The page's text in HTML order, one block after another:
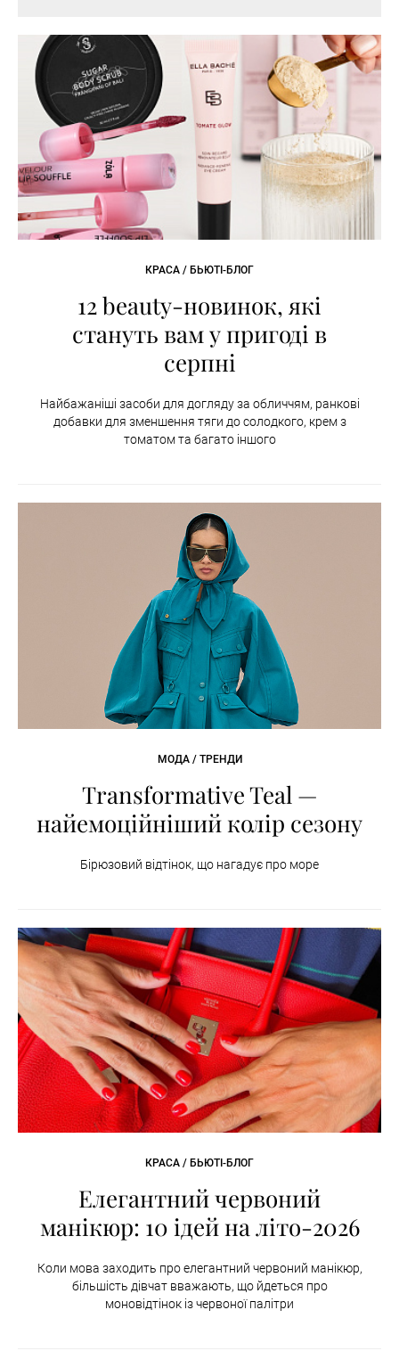
КРАСА / БЬЮТІ-БЛОГ
12 beauty-новинок, які
стануть вам у пригоді в
серпні
Найбажаніші засоби для догляду за обличчям, ранкові
добавки для зменшення тяги до солодкого, крем з
томатом та багато іншого
МОДА / ТРЕНДИ
Transformative Teal —
найемоційніший колір сезону
Бірюзовий відтінок, що нагадує про море
КРАСА / БЬЮТІ-БЛОГ
Елегантний червоний
манікюр: 10 ідей на літо-2026
Коли мова заходить про елегантний червоний манікюр,
більшість дівчат вважають, що йдеться про
моновідтінок із червоної палітри